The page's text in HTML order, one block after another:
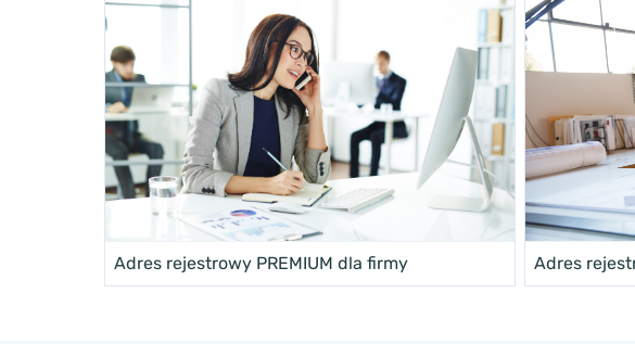
Adres rejestrowy PREMIUM dla firmy Adres